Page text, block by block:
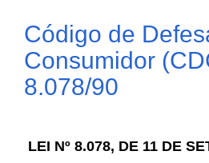
Código de
Consumidor
8.078/90
LEI Nº 8.078, DE 11 DE